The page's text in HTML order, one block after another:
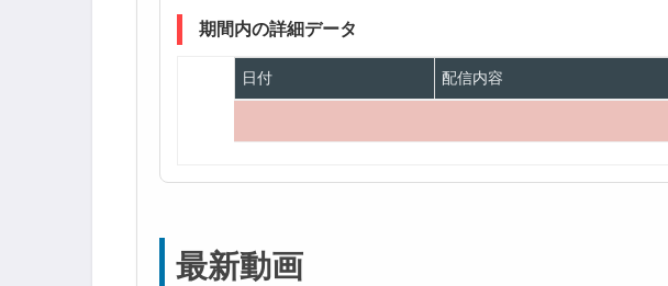
期間内の詳細データ
日付 配信内容
最新動画